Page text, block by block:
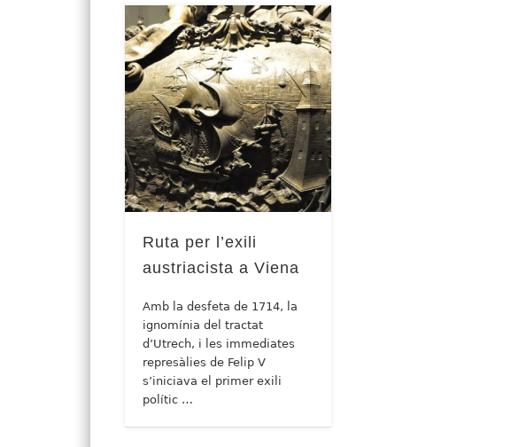
Ruta per l’exili
austriacista a Viena
Amb la desfeta de 1714, la
ignomínia del tractat
d’Utrech, i les immediates
represàlies de Felip V
s’iniciava el primer exili
polític …